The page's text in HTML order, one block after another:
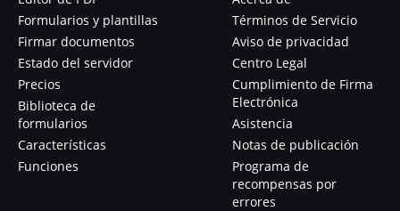
Formularios y plantillas
Firmar documentos
Estado del servidor
Precios
Biblioteca de
formularios
Características
Funciones
Términos de Servicio
Aviso de privacidad
Centro Legal
Cumplimiento de Firma
Electrónica
Asistencia
Notas de publicación
Programa de
recompensas por
errores